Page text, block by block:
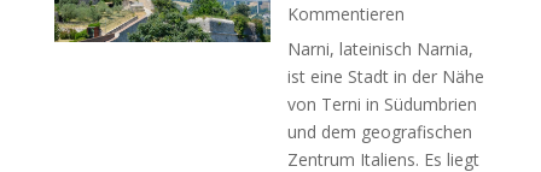
Kommentieren
Narni, lateinisch Narnia,
ist eine Stadt in der Nähe
von Terni in Südumbrien
und dem geografischen
Zentrum Italiens. Es liegt